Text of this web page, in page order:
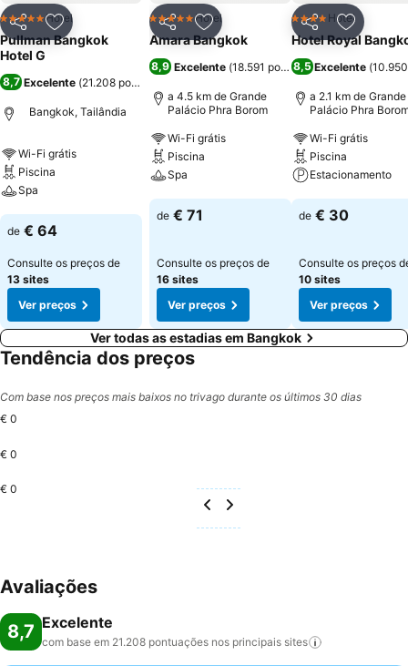
PartilharAdicionar aos favoritos
5 EstrelasHotel
Pullman Bangkok
Hotel G
8,7 Excelente (21.208 pontuações
Bangkok, Tailândia
Wi-Fi grátis
Piscina
Spa
Ver preços
de € 64
Consulte os preços de
13 sites
Ver preços
PartilharAdicionar aos favoritos
5 EstrelasHotel
Amara Bangkok
8,9 Excelente (18.591 pontuações)
a 4.5 km de Grande
Palácio Phra Borom
Wi-Fi grátis
Piscina
Spa
Ver preços
de € 71
Consulte os preços de
16 sites
Ver preços
Partilhar
4 EstrelasHotel
Hotel Royal
8,5 Excelente (
a 2.1 km de Grande
Palácio Phra
Wi-Fi grátis
Piscina
Estacionamento
Ver preços
de € 30
Consulte os preços
10 sites
Ver preços
Ver todas as estadias em Bangkok
Tendência dos preços
Com base nos preços mais baixos no trivago durante os últimos 30 dias
€ 0
€ 0
€ 0
Avaliações
8,7 Excelente
com base em 21.208 pontuações nos principais sites